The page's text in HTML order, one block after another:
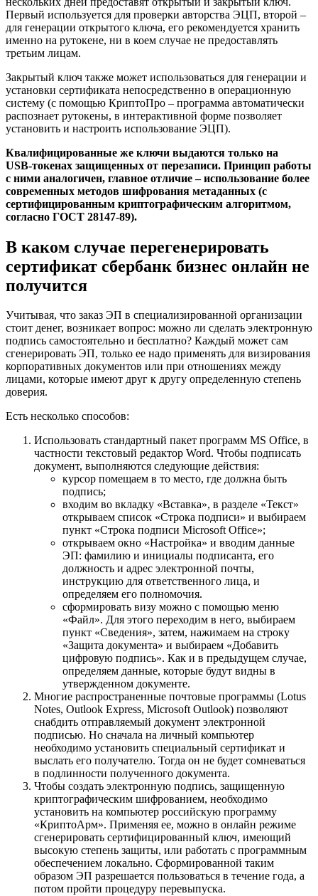
Первый используется для проверки авторства ЭЦП, второй –
для генерации открытого ключа, его рекомендуется хранить
именно на рутокене, ни в коем случае не предоставлять
третьим лицам.
Закрытый ключ также может использоваться для генерации и
установки сертификата непосредственно в операционную
систему (с помощью КриптоПро – программа автоматически
распознает рутокены, в интерактивной форме позволяет
установить и настроить использование ЭЦП).
Квалифицированные же ключи выдаются только на
USB‑токенах защищенных от перезаписи. Принцип работы
с ними аналогичен, главное отличие – использование более
современных методов шифрования метаданных (с
сертифицированным криптографическим алгоритмом,
согласно ГОСТ 28147-89).
В каком случае перегенерировать
сертификат сбербанк бизнес онлайн не
получится
Учитывая, что заказ ЭП в специализированной организации
стоит денег, возникает вопрос: можно ли сделать электронную
подпись самостоятельно и бесплатно? Каждый может сам
сгенерировать ЭП, только ее надо применять для визирования
корпоративных документов или при отношениях между
лицами, которые имеют друг к другу определенную степень
доверия.
Есть несколько способов:
Использовать стандартный пакет программ MS Office, в
частности текстовый редактор Word. Чтобы подписать
документ, выполняются следующие действия:
курсор помещаем в то место, где должна быть
подпись;
входим во вкладку «Вставка», в разделе «Текст»
открываем список «Строка подписи» и выбираем
пункт «Строка подписи Microsoft Office»;
открываем окно «Настройка» и вводим данные
ЭП: фамилию и инициалы подписанта, его
должность и адрес электронной почты,
инструкцию для ответственного лица, и
определяем его полномочия.
сформировать визу можно с помощью меню
«Файл». Для этого переходим в него, выбираем
пункт «Сведения», затем, нажимаем на строку
«Защита документа» и выбираем «Добавить
цифровую подпись». Как и в предыдущем случае,
определяем данные, которые будут видны в
утвержденном документе.
Многие распространенные почтовые программы (Lotus
Notes, Outlook Express, Microsoft Outlook) позволяют
снабдить отправляемый документ электронной
подписью. Но сначала на личный компьютер
необходимо установить специальный сертификат и
выслать его получателю. Тогда он не будет сомневаться
в подлинности полученного документа.
Чтобы создать электронную подпись, защищенную
криптографическим шифрованием, необходимо
установить на компьютер российскую программу
«КриптоАрм». Применяя ее, можно в онлайн режиме
сгенерировать сертифицированный ключ, имеющий
высокую степень защиты, или работать с программным
обеспечением локально. Сформированной таким
образом ЭП разрешается пользоваться в течение года, а
потом пройти процедуру перевыпуска.